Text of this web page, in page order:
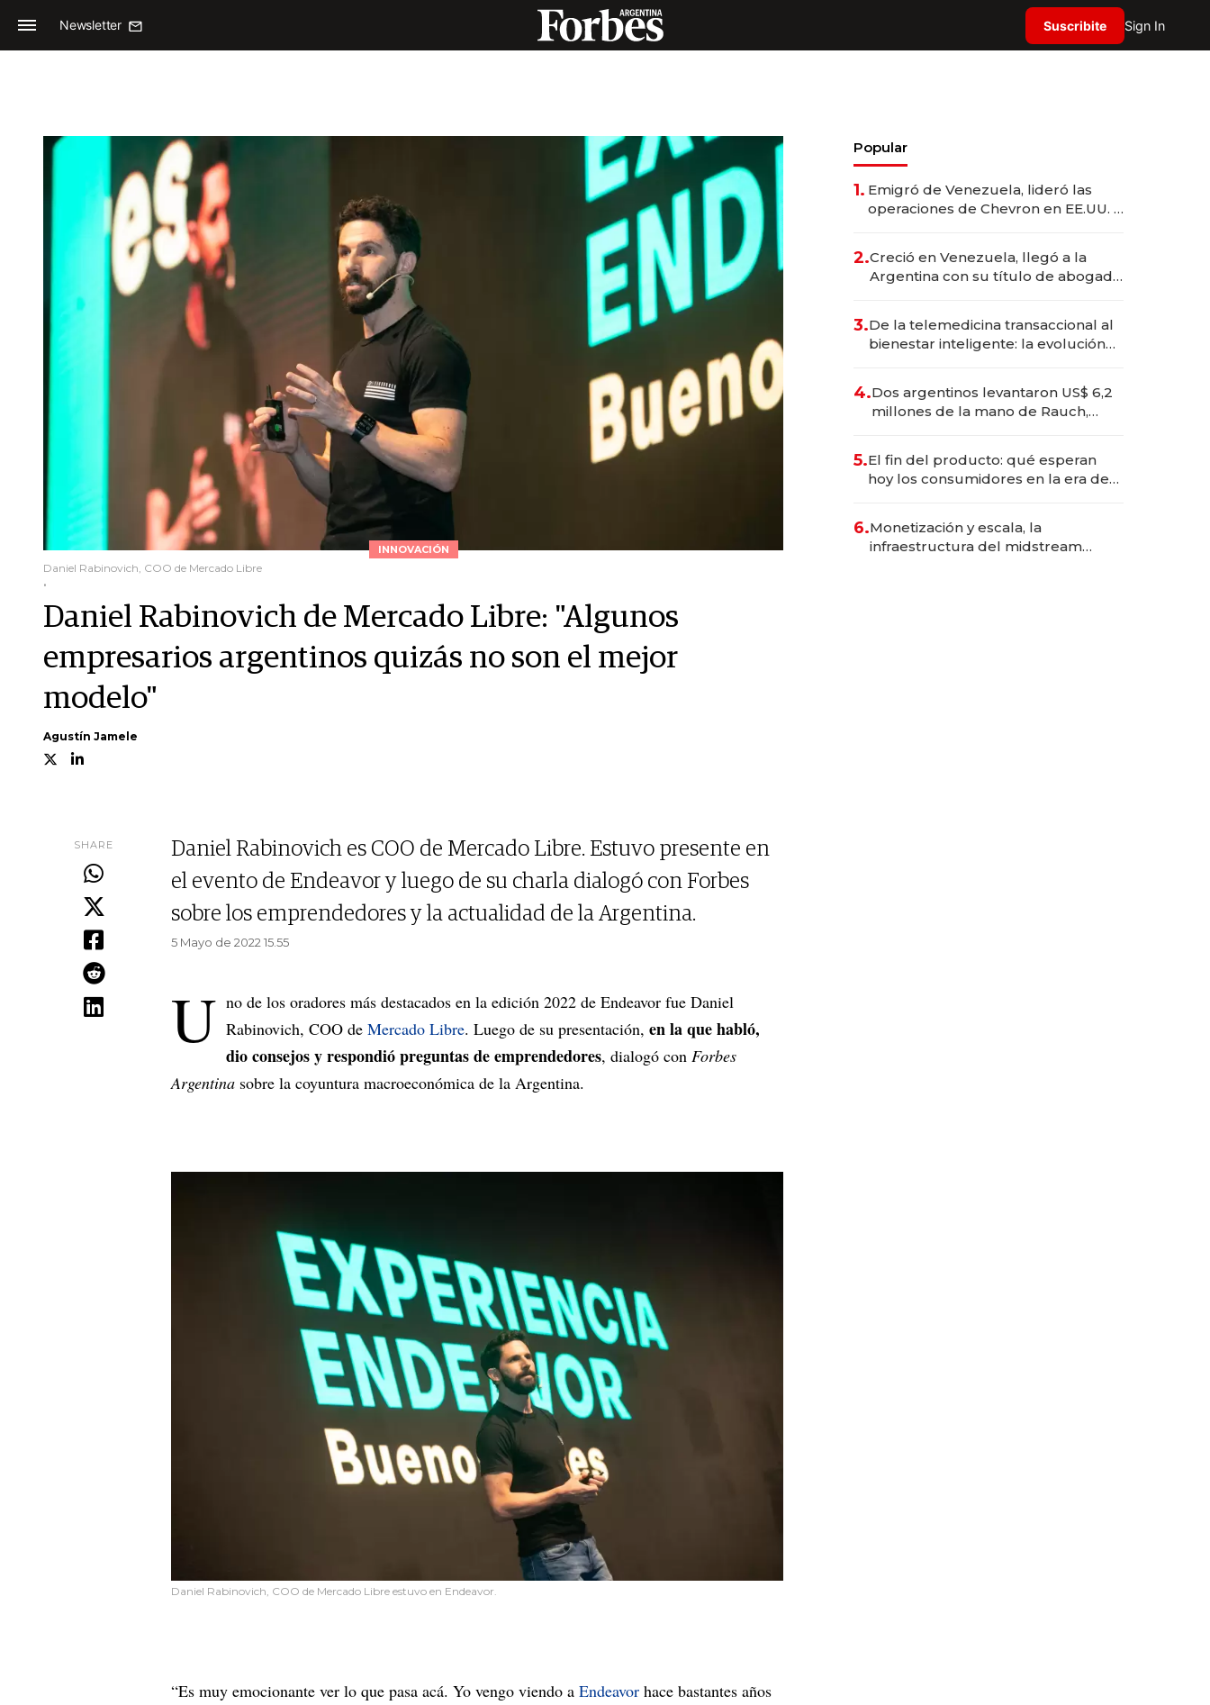
Newsletter Suscribite Sign In
INNOVACIÓN
Daniel Rabinovich, COO de Mercado Libre
.
Daniel Rabinovich de Mercado Libre: "Algunos
empresarios argentinos quizás no son el mejor
modelo"
Agustín Jamele
SHARE
Daniel Rabinovich es COO de Mercado Libre. Estuvo presente en
el evento de Endeavor y luego de su charla dialogó con Forbes
sobre los emprendedores y la actualidad de la Argentina.
5 Mayo de 2022 15.55
U no de los oradores más destacados en la edición 2022 de Endeavor fue Daniel
Rabinovich, COO de Mercado Libre. Luego de su presentación, en la que habló,
dio consejos y respondió preguntas de emprendedores, dialogó con Forbes
Argentina sobre la coyuntura macroeconómica de la Argentina.
Daniel Rabinovich, COO de Mercado Libre estuvo en Endeavor.
“Es muy emocionante ver lo que pasa acá. Yo vengo viendo a Endeavor hace bastantes años
Popular
1. Emigró de Venezuela, lideró las
operaciones de Chevron en EE.UU. y
2.Creció en Venezuela, llegó a la
Argentina con su título de abogado
marcas "fast premium"
3.De la telemedicina transaccional al
bienestar inteligente: la evolución
4.Dos argentinos levantaron US$ 6,2
millones de la mano de Rauch,
5.El fin del producto: qué esperan
hoy los consumidores en la era de
6.Monetización y escala, la
infraestructura del midstream